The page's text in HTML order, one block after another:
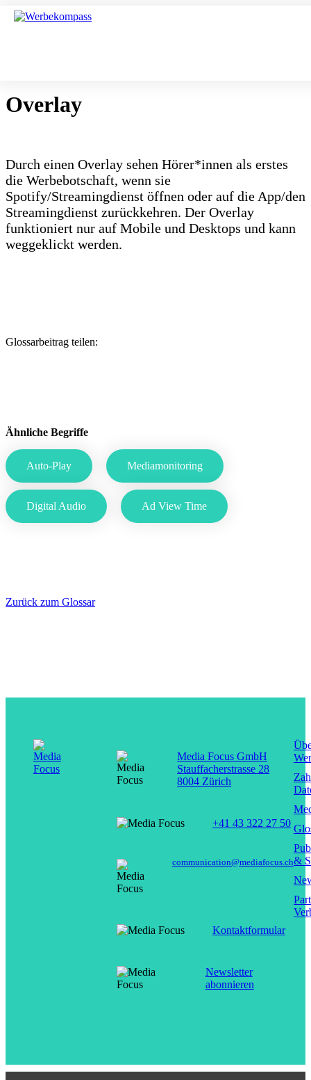
Overlay
Durch einen Overlay sehen Hörer*innen als erstes
die Werbebotschaft, wenn sie
Spotify/Streamingdienst öffnen oder auf die App/den
Streamingdienst zurückkehren. Der Overlay
funktioniert nur auf Mobile und Desktops und kann
weggeklickt werden.
Glossarbeitrag teilen:
Ähnliche Begriffe
Auto-Play Mediamonitoring
Digital Audio Ad View Time
Zurück zum Glossar
Media Focus GmbH
Stauffacherstrasse 28
8004 Zürich
+41 43 322 27 50
communication@mediafocus.ch
Kontaktformular
Newsletter
abonnieren
&